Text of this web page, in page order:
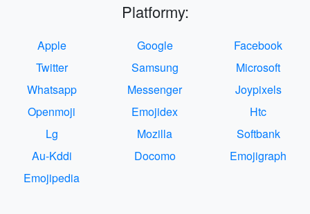
Platformy:
Apple Google
Facebook
Twitter
Samsung
Microsoft
Whatsapp
Messenger
Joypixels
Openmoji
Emojidex
Htc
Lg
Mozilla
Softbank
Au-Kddi
Docomo
Emojigraph
Emojipedia